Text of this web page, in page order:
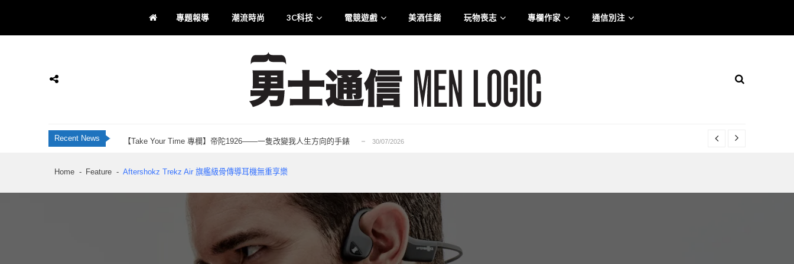
專題報導 潮流時尚 3C科技 電競遊戲 美酒佳餚 玩物喪志 專欄作家 通信別注
男士通信
男士專屬
Recent News
JBL Live 全新智慧降噪耳機系列 藍牙 6.0 智慧觸控盒震撼登港 25/07/2026
香港科研28年品牌 INNOTIER 創辦人Juliana 專訪：從口罩到貼身衣物 最高規格的防護... 21/07/2026
Momax 屯門市廣場品牌店正式開業！「Recharge for Tuen Mun」為主題注入生活能量... 12/07/2026
刺客教條：黑旗同步重置 評測：海盜黃金時代的忠實重生，Ubisoft 的一次及時救贖...
香港科研28年品牌 INNOTIER 創辦人Juliana 專訪：從口罩到貼身衣物 最高規格的防護...
Momax 屯門市廣場品牌店正式開業！「Recharge for Tuen Mun」為主題注入生活能量... 12/07/2026
【Take Your Time 專欄】帝陀1926——一隻改變我人生方向的手錶 30/07/2026
刺客教條：黑旗同步重置 評測：海盜黃金時代的忠實重生，Ubisoft 的一次及時救贖... 29/07/2026
JBL Live 全新智慧降噪耳機系列 藍牙 6.0 智慧觸控盒震撼登港 25/07/2026
Home Feature Aftershokz Trekz Air 旗艦級骨傳導耳機無重享樂